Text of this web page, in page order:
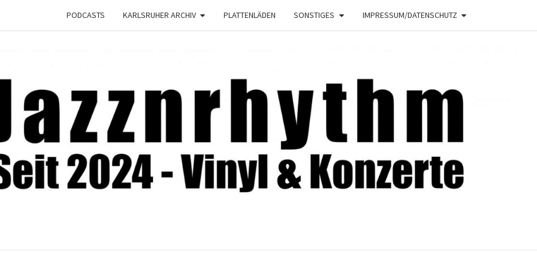
PODCASTS KARLSRUHER ARCHIV PLATTENLÄDEN SONSTIGES IMPRESSUM/DATENSCHUTZ
JAZZNRHYTHM
2024 –
Vinyl &
Konzerte